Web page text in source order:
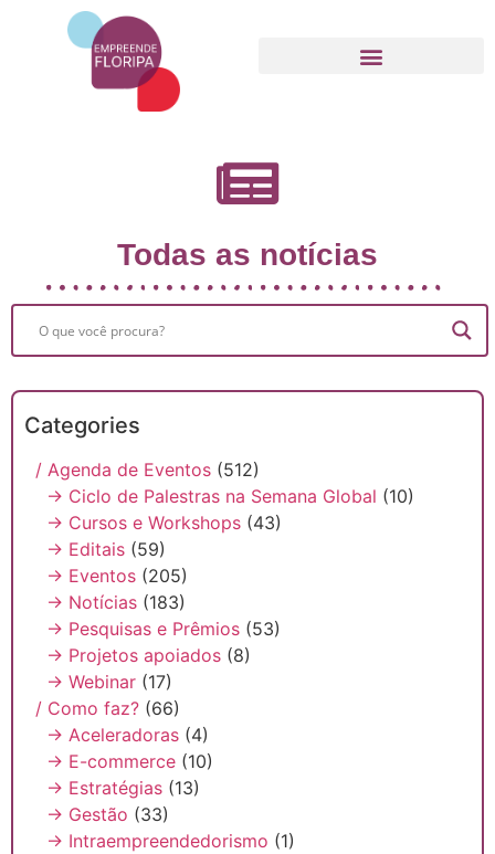
Todas as notícias
Categories
/ Agenda de Eventos (512)
→ Ciclo de Palestras na Semana Global (10)
→ Cursos e Workshops (43)
→ Editais (59)
→ Eventos (205)
→ Notícias (183)
→ Pesquisas e Prêmios (53)
→ Projetos apoiados (8)
→ Webinar (17)
/ Como faz? (66)
→ Aceleradoras (4)
→ E-commerce (10)
→ Estratégias (13)
→ Gestão (33)
→ Intraempreendedorismo (1)